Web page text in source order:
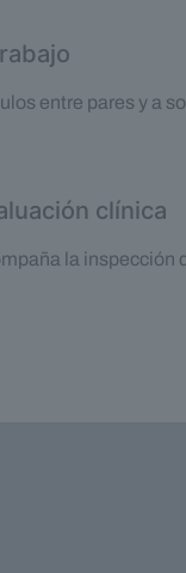
entre pares y a
clínica
la inspección